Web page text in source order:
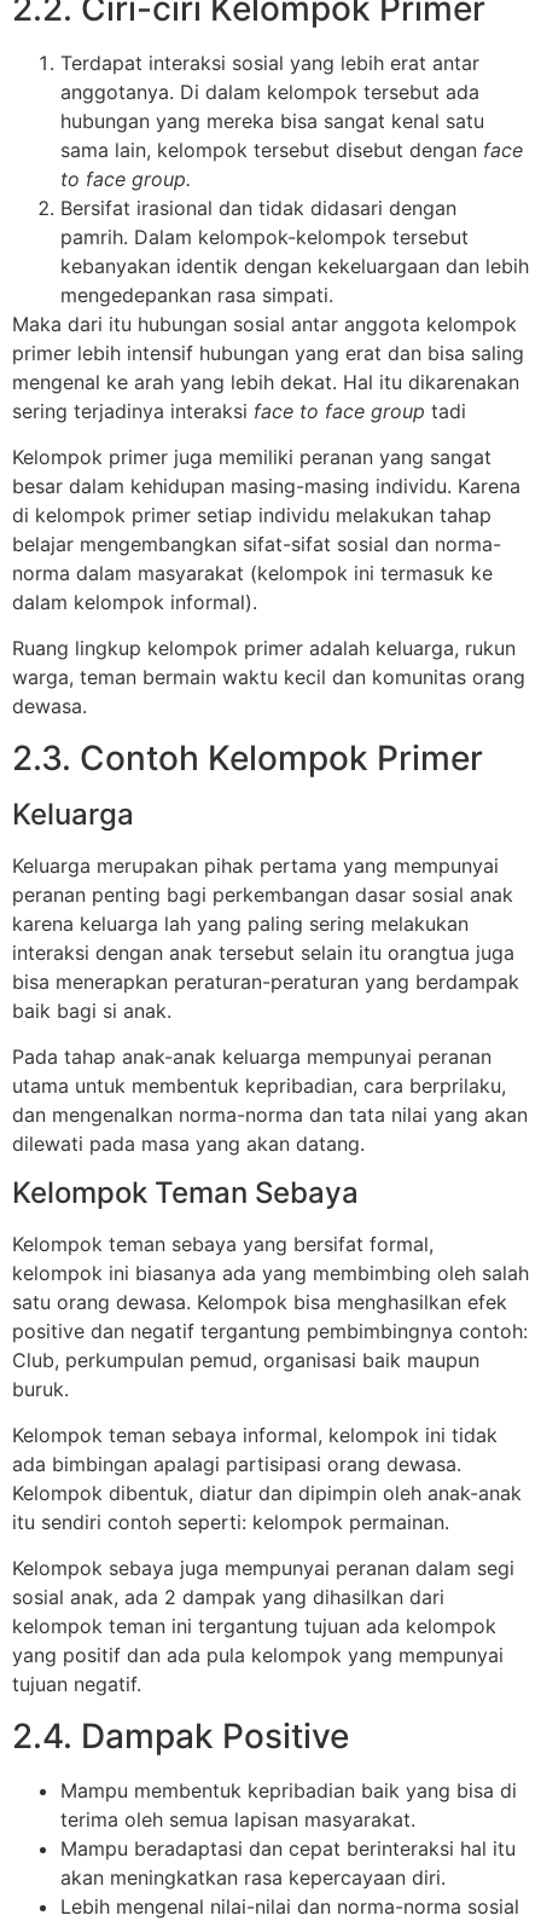
Terdapat interaksi sosial yang lebih erat antar
anggotanya. Di dalam kelompok tersebut ada
hubungan yang mereka bisa sangat kenal satu
sama lain, kelompok tersebut disebut dengan face
to face group.
Bersifat irasional dan tidak didasari dengan
pamrih. Dalam kelompok-kelompok tersebut
kebanyakan identik dengan kekeluargaan dan lebih
mengedepankan rasa simpati.
Maka dari itu hubungan sosial antar anggota kelompok
primer lebih intensif hubungan yang erat dan bisa saling
mengenal ke arah yang lebih dekat. Hal itu dikarenakan
sering terjadinya interaksi face to face group tadi
Kelompok primer juga memiliki peranan yang sangat
besar dalam kehidupan masing-masing individu. Karena
di kelompok primer setiap individu melakukan tahap
belajar mengembangkan sifat-sifat sosial dan norma-
norma dalam masyarakat (kelompok ini termasuk ke
dalam kelompok informal).
Ruang lingkup kelompok primer adalah keluarga, rukun
warga, teman bermain waktu kecil dan komunitas orang
dewasa.
2.3. Contoh Kelompok Primer
Keluarga
Keluarga merupakan pihak pertama yang mempunyai
peranan penting bagi perkembangan dasar sosial anak
karena keluarga lah yang paling sering melakukan
interaksi dengan anak tersebut selain itu orangtua juga
bisa menerapkan peraturan-peraturan yang berdampak
baik bagi si anak.
Pada tahap anak-anak keluarga mempunyai peranan
utama untuk membentuk kepribadian, cara berprilaku,
dan mengenalkan norma-norma dan tata nilai yang akan
dilewati pada masa yang akan datang.
Kelompok Teman Sebaya
Kelompok teman sebaya yang bersifat formal,
kelompok ini biasanya ada yang membimbing oleh salah
satu orang dewasa. Kelompok bisa menghasilkan efek
positive dan negatif tergantung pembimbingnya contoh:
Club, perkumpulan pemud, organisasi baik maupun
buruk.
Kelompok teman sebaya informal, kelompok ini tidak
ada bimbingan apalagi partisipasi orang dewasa.
Kelompok dibentuk, diatur dan dipimpin oleh anak-anak
itu sendiri contoh seperti: kelompok permainan.
Kelompok sebaya juga mempunyai peranan dalam segi
sosial anak, ada 2 dampak yang dihasilkan dari
kelompok teman ini tergantung tujuan ada kelompok
yang positif dan ada pula kelompok yang mempunyai
tujuan negatif.
2.4. Dampak Positive
Mampu membentuk kepribadian baik yang bisa di
terima oleh semua lapisan masyarakat.
Mampu beradaptasi dan cepat berinteraksi hal itu
akan meningkatkan rasa kepercayaan diri.
Lebih mengenal nilai-nilai dan norma-norma sosial